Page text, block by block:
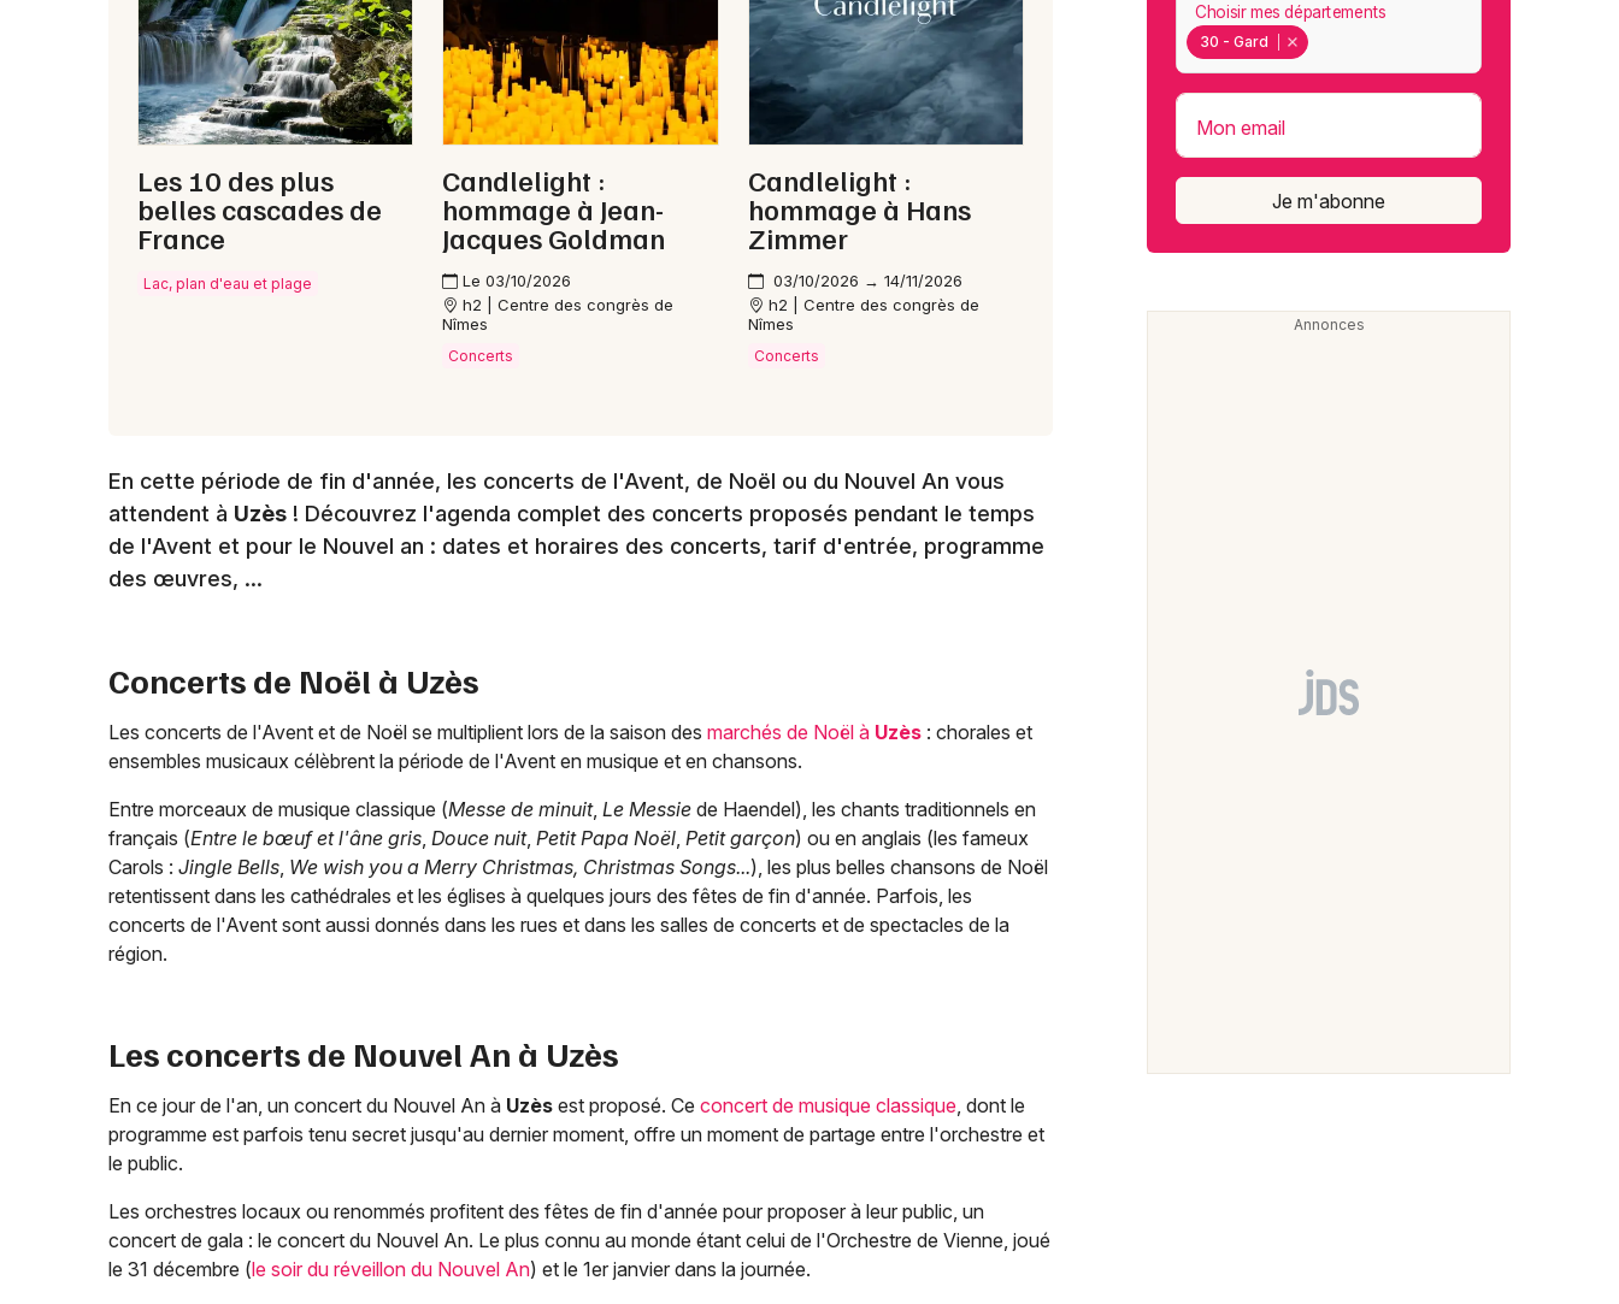
30 - Gard
Choisir mes départements
Mon email
Je m'abonne
Les 10 des plus
belles cascades de
France
Lac, plan d'eau et plage
Candlelight :
hommage à Jean-
Jacques Goldman
Le 03/10/2026
h2 | Centre des congrès de
Nîmes
Concerts
Candlelight :
hommage à Hans
Zimmer
03/10/2026 → 14/11/2026
h2 | Centre des congrès de
Nîmes
Concerts
En cette période de fin d'année, les concerts de l'Avent, de Noël ou du Nouvel An vous
attendent à Uzès ! Découvrez l'agenda complet des concerts proposés pendant le temps
de l'Avent et pour le Nouvel an : dates et horaires des concerts, tarif d'entrée, programme
des œuvres, ...
Concerts de Noël à Uzès
Les concerts de l'Avent et de Noël se multiplient lors de la saison des marchés de Noël à Uzès : chorales et
ensembles musicaux célèbrent la période de l'Avent en musique et en chansons.
Entre morceaux de musique classique (Messe de minuit, Le Messie de Haendel), les chants traditionnels en
français (Entre le bœuf et l'âne gris, Douce nuit, Petit Papa Noël, Petit garçon) ou en anglais (les fameux
Carols : Jingle Bells, We wish you a Merry Christmas, Christmas Songs...), les plus belles chansons de Noël
retentissent dans les cathédrales et les églises à quelques jours des fêtes de fin d'année. Parfois, les
concerts de l'Avent sont aussi donnés dans les rues et dans les salles de concerts et de spectacles de la
région.
Les concerts de Nouvel An à Uzès
En ce jour de l'an, un concert du Nouvel An à Uzès est proposé. Ce concert de musique classique, dont le
programme est parfois tenu secret jusqu'au dernier moment, offre un moment de partage entre l'orchestre et
le public.
Les orchestres locaux ou renommés profitent des fêtes de fin d'année pour proposer à leur public, un
concert de gala : le concert du Nouvel An. Le plus connu au monde étant celui de l'Orchestre de Vienne, joué
le 31 décembre (le soir du réveillon du Nouvel An) et le 1er janvier dans la journée.
30 - Gard
Choisir mes départements
Mon email
Je m'abonne